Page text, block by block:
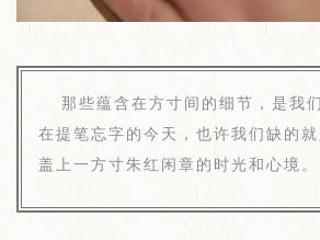
那些蕴含在方寸间的细节，是我
在提笔忘字的今天，也许我们缺的
盖上一方寸朱红闲章的时光和心境。